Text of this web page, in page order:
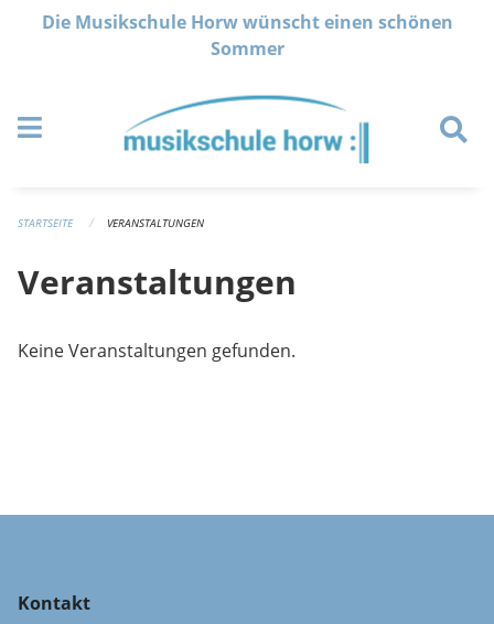
Navigation überspringen
Die Musikschule Horw wünscht einen schönen
Sommer
STARTSEITE VERANSTALTUNGEN
Veranstaltungen
Keine Veranstaltungen gefunden.
Kontakt